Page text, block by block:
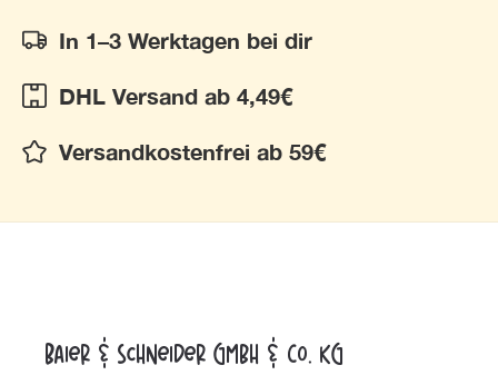
In 1–3 Werktagen bei dir
DHL Versand ab 4,49€
Versandkostenfrei ab 59€
Baier & Schneider GmbH & Co. KG